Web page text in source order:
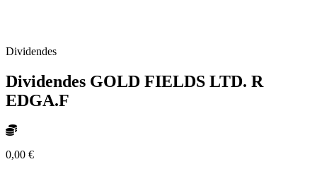
Dividendes
Dividendes GOLD FIELDS LTD. R
EDGA.F
0,00 €